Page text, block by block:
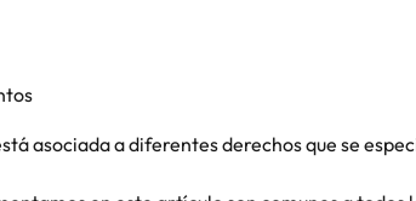
asociada a diferentes derechos que se